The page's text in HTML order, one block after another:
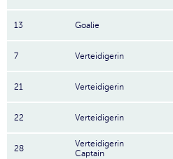
13 Goalie
7 Verteidigerin
21 Verteidigerin
22 Verteidigerin
28
Verteidigerin
Captain